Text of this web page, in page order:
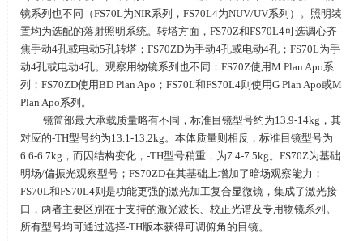
镜系列也不同（FS70L为NIR系列， FS70L4为NUV/UV系列）。照明装
置均为选配的落射照明系统。转塔方面， FS70Z和FS70L4可选调心齐
焦手动4孔或电动5孔转塔； FS70ZD为手动4孔或电动4孔； FS70L为手
动4孔或电动4孔。观察用物镜系列也不同： FS70Z使用M Plan Apo系
列； FS70ZD使用BD Plan Apo ； FS70L和FS70L4则使用G Plan Apo或M
Plan Apo系列。
镜筒部最大承载质量略有不同，标准目镜型号约为13.9-14kg ，其
对应的-TH型号约为13.1-13.2kg。本体质量则相反，标准目镜型号为
6.6-6.7kg ，而因结构变化， -TH型号稍重，为7.4-7.5kg。 FS70Z为基础
明场/偏振光观察型号； FS70ZD在其基础上增加了暗场观察能力；
FS70L和FS70L4则是功能更强的激光加工复合显微镜，集成了激光接
口，两者主要区别在于支持的激光波长、校正光谱及专用物镜系列。
所有型号均可通过选择-TH版本获得可调俯角的目镜。